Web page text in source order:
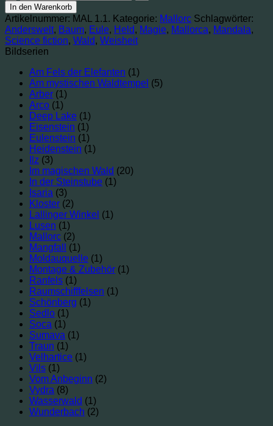
mit
Eule
Menge
In den Warenkorb
Artikelnummer: MAL 1.1. Kategorie: Mallorc Schlagwörter:
Anderswelt, Baum, Eule, Held, Magie, Mallorca, Mandala,
Science fiction, Wald, Weisheit
Bildserien
Am Fels der Elefanten (1)
Am mystischen Waldtempel (5)
Arber (1)
Arco (1)
Deep Lake (1)
Eisenstein (1)
Eulenstein (1)
Heidenstein (1)
Ilz (3)
Im magischen Wald (20)
In der Steinstube (1)
Isaria (3)
Kloster (2)
Lallinger Winkel (1)
Lusen (1)
Mallorc (2)
Mangfall
(1)
Moldauquelle (1)
Montage & Zubehör (1)
Ranfels (1)
Raumschifffelsen (1)
Schönberg (1)
Sedlo (1)
Soca (1)
Sumava (1)
Traun (1)
Velhartice (1)
Vils (1)
Vom Anbeginn (2)
Vydra (8)
Wasserwald (1)
Wunderbach (2)